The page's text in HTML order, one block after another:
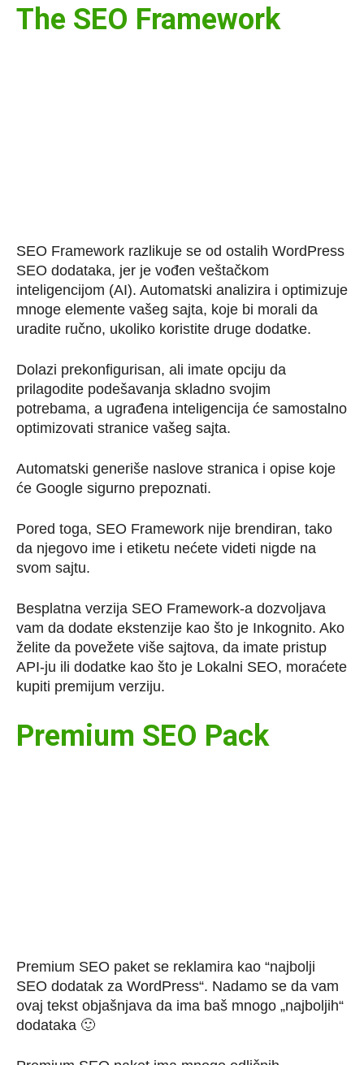
The SEO Framework
SEO Framework razlikuje se od ostalih WordPress
SEO dodataka, jer je vođen veštačkom
inteligencijom (AI). Automatski analizira i optimizuje
mnoge elemente vašeg sajta, koje bi morali da
uradite ručno, ukoliko koristite druge dodatke.
Dolazi prekonfigurisan, ali imate opciju da
prilagodite podešavanja skladno svojim
potrebama, a ugrađena inteligencija će samostalno
optimizovati stranice vašeg sajta.
Automatski generiše naslove stranica i opise koje
će Google sigurno prepoznati.
Pored toga, SEO Framework nije brendiran, tako
da njegovo ime i etiketu nećete videti nigde na
svom sajtu.
Besplatna verzija SEO Framework-a dozvoljava
vam da dodate ekstenzije kao što je Inkognito. Ako
želite da povežete više sajtova, da imate pristup
API-ju ili dodatke kao što je Lokalni SEO, moraćete
kupiti premijum verziju.
Premium SEO Pack
Premium SEO paket se reklamira kao “najbolji
SEO dodatak za WordPress“. Nadamo se da vam
ovaj tekst objašnjava da ima baš mnogo „najboljih“
dodataka 🙂